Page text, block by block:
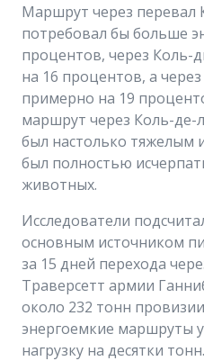
Маршрут через
потребовал бы больше
процентов, через
на 16 процентов, а
примерно на 19
маршрут через Коль-де-
был настолько тяжелым
был полностью
животных.
Исследователи
основным источником
за 15 дней перехода
Траверсетт армии
около 232 тонн
энергоемкие маршруты
нагрузку на десятки тонн.